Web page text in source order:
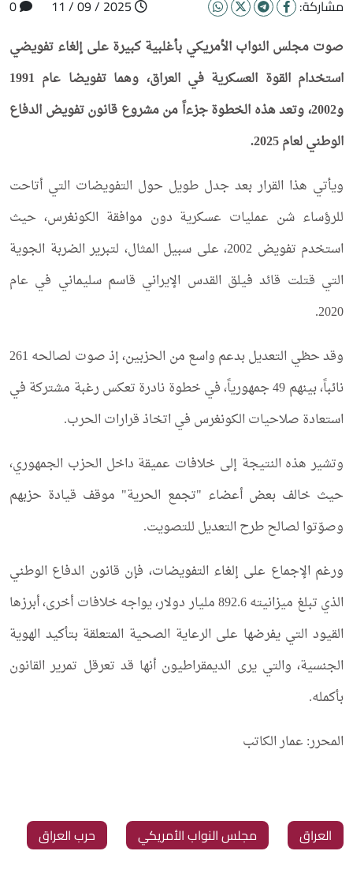
مشاركة:
صوت مجلس النواب الأمريكي بأغلبية كبيرة على إلغاء تفويضي
استخدام القوة العسكرية في العراق، وهما تفويضا عام 1991
و2002، وتعد هذه الخطوة جزءاً من مشروع قانون تفويض الدفاع
الوطني لعام 2025.
ويأتي هذا القرار بعد جدل طويل حول التفويضات التي أتاحت
للرؤساء شن عمليات عسكرية دون موافقة الكونغرس، حيث
استخدم تفويض 2002، على سبيل المثال، لتبرير الضربة الجوية
التي قتلت قائد فيلق القدس الإيراني قاسم سليماني في عام
2020.
وقد حظي التعديل بدعم واسع من الحزبين، إذ صوت لصالحه 261
نائباً، بينهم 49 جمهورياً، في خطوة نادرة تعكس رغبة مشتركة في
استعادة صلاحيات الكونغرس في اتخاذ قرارات الحرب.
وتشير هذه النتيجة إلى خلافات عميقة داخل الحزب الجمهوري،
حيث خالف بعض أعضاء "تجمع الحرية" موقف قيادة حزبهم
وصوّتوا لصالح طرح التعديل للتصويت.
ورغم الإجماع على إلغاء التفويضات، فإن قانون الدفاع الوطني
الذي تبلغ ميزانيته 892.6 مليار دولار، يواجه خلافات أخرى، أبرزها
القيود التي يفرضها على الرعاية الصحية المتعلقة بتأكيد الهوية
الجنسية، والتي يرى الديمقراطيون أنها قد تعرقل تمرير القانون
بأكمله.
المحرر: عمار الكاتب
العراق ‏مجلس النواب الأمريكي ‏حرب العراق